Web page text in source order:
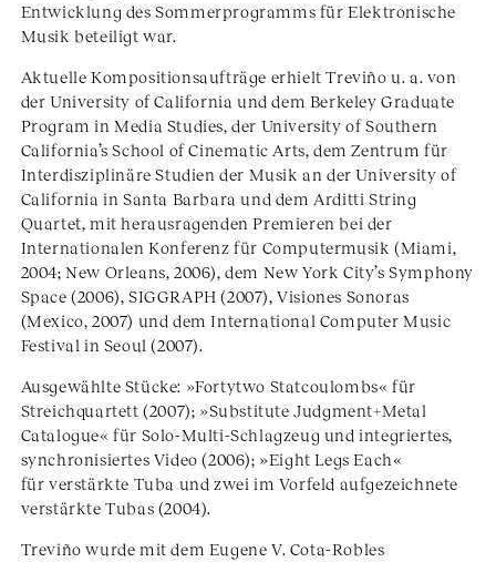
Entwicklung des Sommerprogramms für Elektronische
Musik beteiligt war.
Aktuelle Kompositionsaufträge erhielt Treviño u. a. von
der University of California und dem Berkeley Graduate
Program in Media Studies, der University of Southern
California’s School of Cinematic Arts, dem Zentrum für
Interdisziplinäre Studien der Musik an der University of
California in Santa Barbara und dem Arditti String
Quartet, mit herausragenden Premieren bei der
Internationalen Konferenz für Computermusik (Miami,
2004; New Orleans, 2006), dem New York City’s Symphony
Space (2006), SIGGRAPH (2007), Visiones Sonoras
(Mexico, 2007) und dem International Computer Music
Festival in Seoul (2007).
Ausgewählte Stücke: »Fortytwo Statcoulombs« für
Streichquartett (2007); »Substitute Judgment+Metal
Catalogue« für Solo-Multi-Schlagzeug und integriertes,
synchronisiertes Video (2006); »Eight Legs Each«
für verstärkte Tuba und zwei im Vorfeld aufgezeichnete
verstärkte Tubas (2004).
Treviño wurde mit dem Eugene V. Cota-Robles